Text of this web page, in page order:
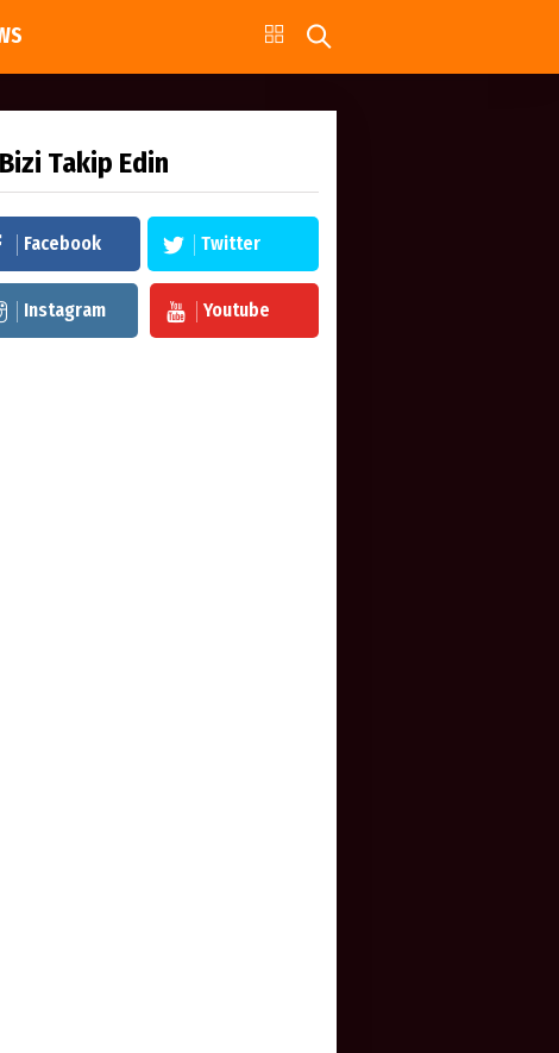
Bizi Takip Edin
Facebook Twitter
Instagram Youtube